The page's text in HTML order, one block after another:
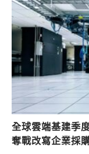
全球雲端基建季
奪戰改寫企業採